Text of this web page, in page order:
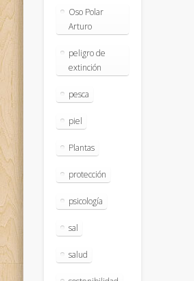
Oso Polar
Arturo
peligro de
extinción
pesca
piel
Plantas
protección
psicología
sal
salud